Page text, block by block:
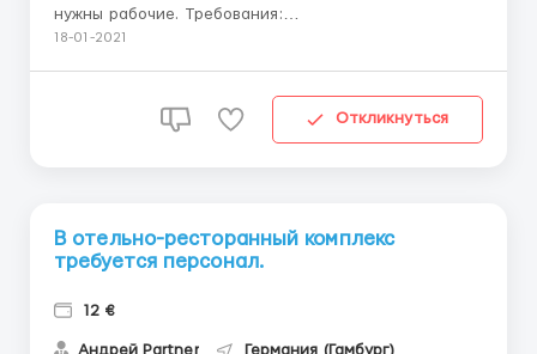
нужны рабочие. Требования:
мужчины,женщины,семейные пары до 55 лет. Нужны:
Пн по Пт.Сб по Вс. Проживание: Выделяется комната
18-01-2021
Откликнуться
В отельно-ресторанный комплекс
требуется персонал.
12 €
Андрей Partner Германия (Гамбург)